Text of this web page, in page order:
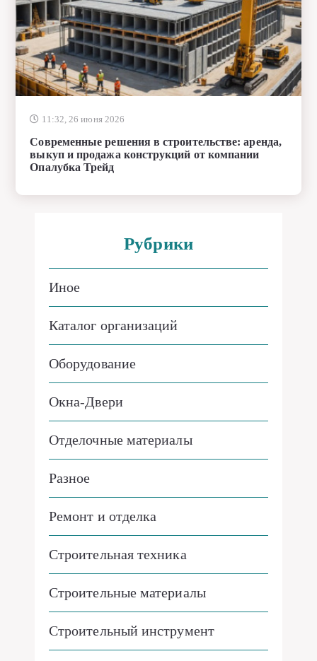
Современные решения в строительстве: аренда,
выкуп и продажа конструкций от компании
Опалубка Трейд
Иное
Каталог организаций
Оборудование
Окна-Двери
Отделочные материалы
Разное
Ремонт и отделка
Строительная техника
Строительные материалы
Строительный инструмент
Строительство